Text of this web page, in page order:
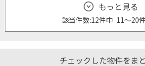
もっと見る
該当件数:12件中 11～20件
チェックした物件をま